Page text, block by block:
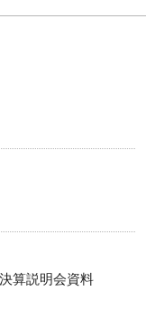
算説明会資料